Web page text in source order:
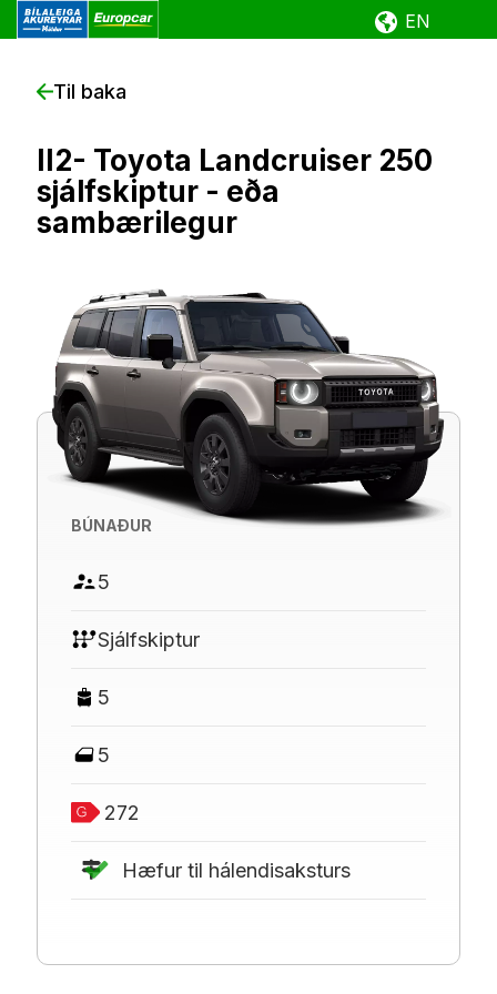
Fara
EN
Til baka
II2- Toyota Landcruiser 250
sjálfskiptur - eða
sambærilegur
BÚNAÐUR
5
Sjálfskiptur
5
5
272
Hæfur til hálendisaksturs